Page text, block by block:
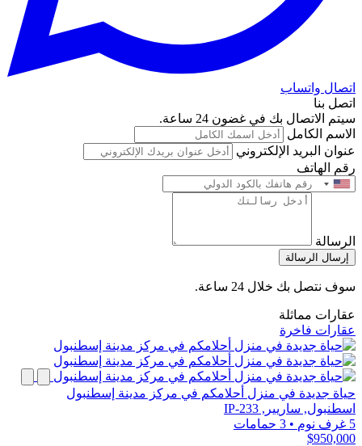
اتصال واتساب
اتصل بنا
سيتم الاتصال بك في غضون 24 ساعة.
الاسم الكامل
عنوان البريد الإلكتروني
رقم الهاتف
الرسالة
إرسال الرسالة
سوف نتصل بك خلال 24 ساعة.
عقارات مماثلة
عقارات فاخرة
حياة جديدة في منزل أحلامكم في مركز مدينة إسطنبول
اسطنبول, ساريير, IP-233
5 غرف نوم
• 3 حمامات
$950,000